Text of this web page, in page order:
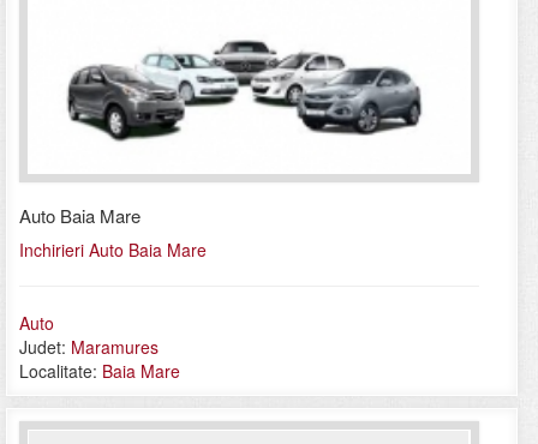
Auto Baia Mare
Inchirieri Auto Baia Mare
Auto
Judet: Maramures
Localitate: Baia Mare